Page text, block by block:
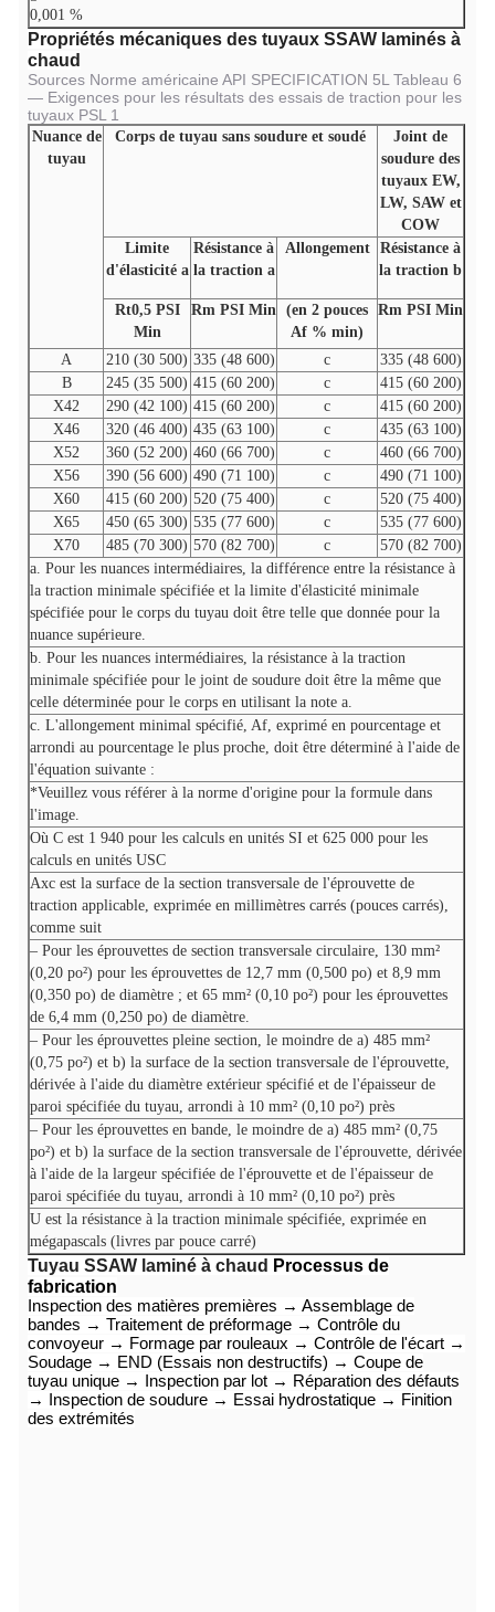
0,001 %
Propriétés mécaniques des tuyaux SSAW laminés à
chaud
Sources Norme américaine API SPECIFICATION 5L Tableau 6
— Exigences pour les résultats des essais de traction pour les
tuyaux PSL 1
Nuance de
tuyau
Corps de tuyau sans soudure et soudé
Joint de
soudure des
tuyaux EW,
LW, SAW et
COW
Limite
d'élasticité a
Résistance à
la traction a
Allongement
Résistance à
la traction b
Rt0,5 PSI
Min
Rm PSI Min (en 2 pouces
Af % min)
Rm PSI Min
A 210 (30 500) 335 (48 600) c
335 (48 600)
B
245 (35 500) 415 (60 200) c
415 (60 200)
X42
290 (42 100) 415 (60 200) c
415 (60 200)
X46
320 (46 400) 435 (63 100) c
435 (63 100)
X52
360 (52 200) 460 (66 700) c
460 (66 700)
X56
390 (56 600) 490 (71 100) c
490 (71 100)
X60
415 (60 200) 520 (75 400) c
520 (75 400)
X65
450 (65 300) 535 (77 600) c
535 (77 600)
X70
485 (70 300) 570 (82 700) c
570 (82 700)
a. Pour les nuances intermédiaires, la différence entre la résistance à
la traction minimale spécifiée et la limite d'élasticité minimale
spécifiée pour le corps du tuyau doit être telle que donnée pour la
nuance supérieure.
b. Pour les nuances intermédiaires, la résistance à la traction
minimale spécifiée pour le joint de soudure doit être la même que
celle déterminée pour le corps en utilisant la note a.
c. L'allongement minimal spécifié, Af, exprimé en pourcentage et
arrondi au pourcentage le plus proche, doit être déterminé à l'aide de
l'équation suivante :
*Veuillez vous référer à la norme d'origine pour la formule dans
l'image.
Où C est 1 940 pour les calculs en unités SI et 625 000 pour les
calculs en unités USC
Axc est la surface de la section transversale de l'éprouvette de
traction applicable, exprimée en millimètres carrés (pouces carrés),
comme suit
– Pour les éprouvettes de section transversale circulaire, 130 mm²
(0,20 po²) pour les éprouvettes de 12,7 mm (0,500 po) et 8,9 mm
(0,350 po) de diamètre ; et 65 mm² (0,10 po²) pour les éprouvettes
de 6,4 mm (0,250 po) de diamètre.
– Pour les éprouvettes pleine section, le moindre de a) 485 mm²
(0,75 po²) et b) la surface de la section transversale de l'éprouvette,
dérivée à l'aide du diamètre extérieur spécifié et de l'épaisseur de
paroi spécifiée du tuyau, arrondi à 10 mm² (0,10 po²) près
– Pour les éprouvettes en bande, le moindre de a) 485 mm² (0,75
po²) et b) la surface de la section transversale de l'éprouvette, dérivée
à l'aide de la largeur spécifiée de l'éprouvette et de l'épaisseur de
paroi spécifiée du tuyau, arrondi à 10 mm² (0,10 po²) près
U est la résistance à la traction minimale spécifiée, exprimée en
mégapascals (livres par pouce carré)
Tuyau SSAW laminé à chaud Processus de
fabrication
Inspection des matières premières → Assemblage de
bandes → Traitement de préformage → Contrôle du
convoyeur → Formage par rouleaux → Contrôle de l'écart →
Soudage → END (Essais non destructifs) → Coupe de
tuyau unique → Inspection par lot → Réparation des défauts
→ Inspection de soudure → Essai hydrostatique → Finition
des extrémités